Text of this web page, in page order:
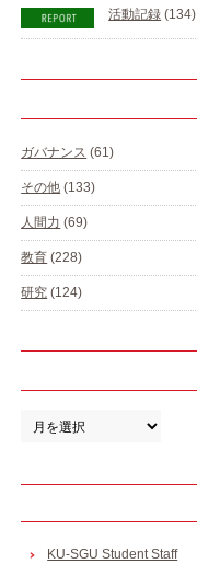
活動記録 (134)
ガバナンス (61)
その他 (133)
人間力 (69)
教育 (228)
研究 (124)
KU-SGU Student Staff